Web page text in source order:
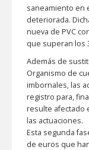
saneamiento en
deteriorada.
nueva de PVC
que superan los
Además de
Organismo de
imbornales, las
registro para,
resulte afectado
las actuaciones.
Esta segunda
de euros que